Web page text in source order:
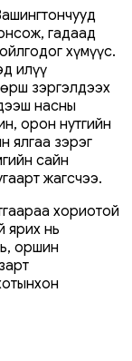
гадаад
хүмүүс.
илүү
зэргэлдээх
насны
орон нутгийн
ялгаа зэрэг
сайн
жагсчээ.
хориотой
ярих нь
оршин